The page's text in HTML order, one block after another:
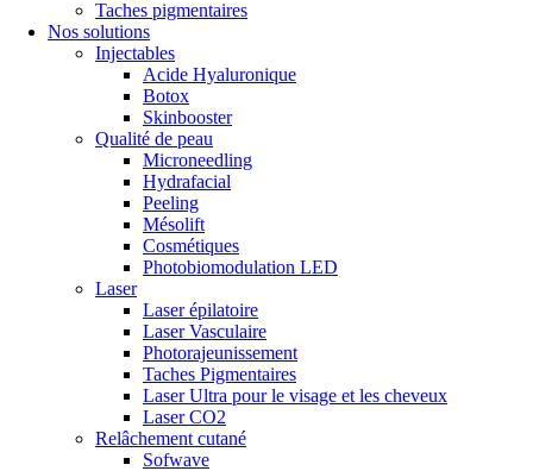
Taches pigmentaires
Nos solutions
Injectables
Acide Hyaluronique
Botox
Skinbooster
Qualité de peau
Microneedling
Hydrafacial
Peeling
Mésolift
Cosmétiques
Photobiomodulation LED
Laser
Laser épilatoire
Laser Vasculaire
Photorajeunissement
Taches Pigmentaires
Laser Ultra pour le visage et les cheveux
Laser CO2
Relâchement cutané
Sofwave